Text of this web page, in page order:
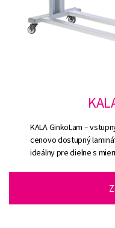
KALA GinkoLam –
cenovo dostupný
ideálny pre dielne s